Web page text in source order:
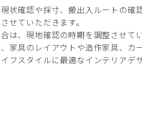
状確認や採寸、搬出入ルートの確
せていただきます。
は、現地確認の時期を調整させて
家具のレイアウトや造作家具、カ
フスタイルに最適なインテリアデ